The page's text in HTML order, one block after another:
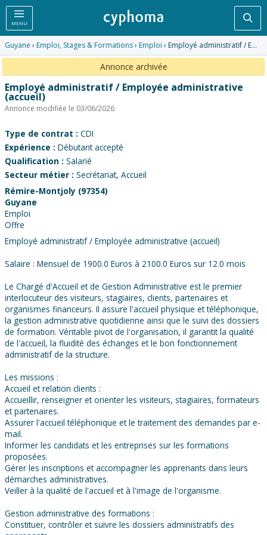
MENU
Guyane › Emploi, Stages & Formations› Emploi › Employé administratif / Employée administrative (accueil)
Annonce archivée
Employé administratif / Employée administrative
(accueil)
Annonce modifiée le 03/06/2026
Type de contrat : CDI
Expérience : Débutant accepté
Qualification : Salarié
Secteur métier : Secrétariat, Accueil
Rémire-Montjoly (97354)
Guyane
Emploi
Offre
Employé administratif / Employée administrative (accueil)
Salaire : Mensuel de 1900.0 Euros à 2100.0 Euros sur 12.0 mois
Le Chargé d'Accueil et de Gestion Administrative est le premier
interlocuteur des visiteurs, stagiaires, clients, partenaires et
organismes financeurs. Il assure l'accueil physique et téléphonique,
la gestion administrative quotidienne ainsi que le suivi des dossiers
de formation. Véritable pivot de l'organisation, il garantit la qualité
de l'accueil, la fluidité des échanges et le bon fonctionnement
administratif de la structure.
Les missions :
Accueil et relation clients :
Accueillir, renseigner et orienter les visiteurs, stagiaires, formateurs
et partenaires.
Assurer l'accueil téléphonique et le traitement des demandes par e-
mail.
Informer les candidats et les entreprises sur les formations
proposées.
Gérer les inscriptions et accompagner les apprenants dans leurs
démarches administratives.
Veiller à la qualité de l'accueil et à l'image de l'organisme.
Gestion administrative des formations :
Constituer, contrôler et suivre les dossiers administratifs des